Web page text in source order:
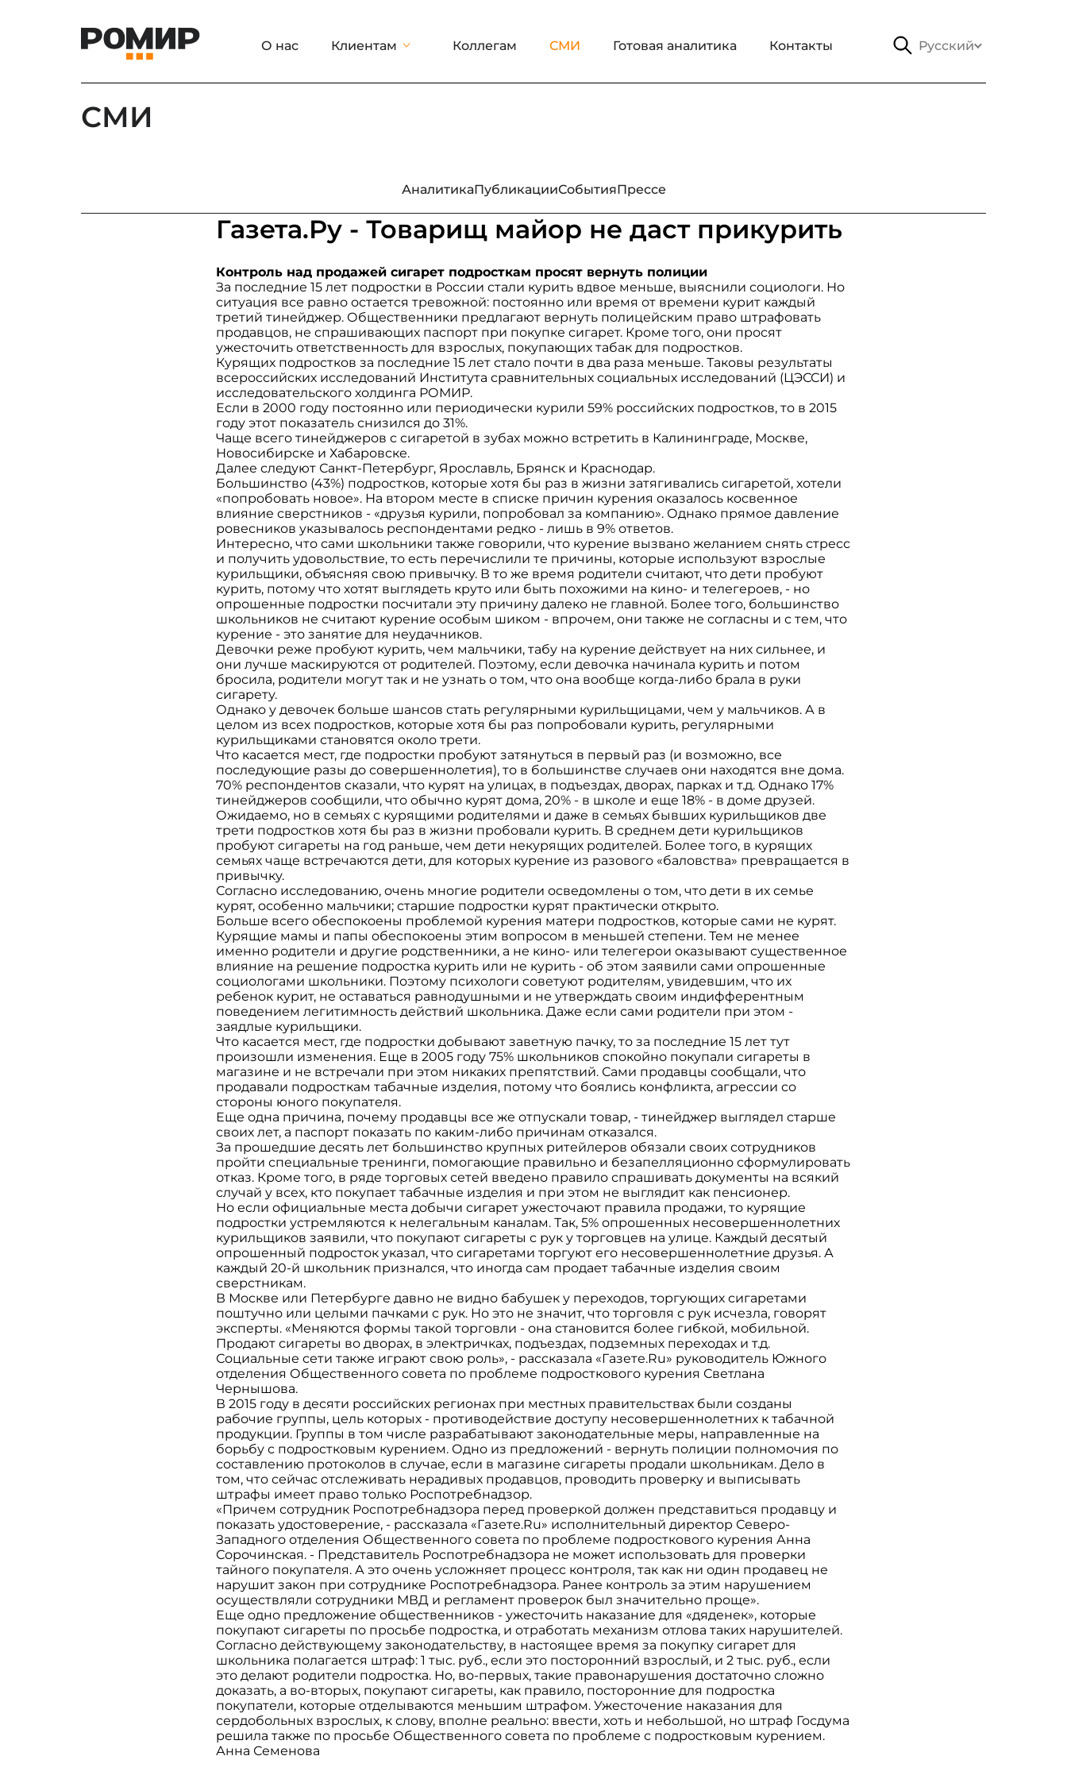
О нас Клиентам Коллегам СМИ Готовая аналитика Контакты Русский
СМИ
АналитикаПубликацииСобытияПрессе
Газета.Ру - Товарищ майор не даст прикурить
Контроль над продажей сигарет подросткам просят вернуть полиции
За последние 15 лет подростки в России стали курить вдвое меньше, выяснили социологи. Но
ситуация все равно остается тревожной: постоянно или время от времени курит каждый
третий тинейджер. Общественники предлагают вернуть полицейским право штрафовать
продавцов, не спрашивающих паспорт при покупке сигарет. Кроме того, они просят
ужесточить ответственность для взрослых, покупающих табак для подростков.
Курящих подростков за последние 15 лет стало почти в два раза меньше. Таковы результаты
всероссийских исследований Института сравнительных социальных исследований (ЦЭССИ) и
исследовательского холдинга РОМИР.
Если в 2000 году постоянно или периодически курили 59% российских подростков, то в 2015
году этот показатель снизился до 31%.
Чаще всего тинейджеров с сигаретой в зубах можно встретить в Калининграде, Москве,
Новосибирске и Хабаровске.
Далее следуют Санкт-Петербург, Ярославль, Брянск и Краснодар.
Большинство (43%) подростков, которые хотя бы раз в жизни затягивались сигаретой, хотели
«попробовать новое». На втором месте в списке причин курения оказалось косвенное
влияние сверстников - «друзья курили, попробовал за компанию». Однако прямое давление
ровесников указывалось респондентами редко - лишь в 9% ответов.
Интересно, что сами школьники также говорили, что курение вызвано желанием снять стресс
и получить удовольствие, то есть перечислили те причины, которые используют взрослые
курильщики, объясняя свою привычку. В то же время родители считают, что дети пробуют
курить, потому что хотят выглядеть круто или быть похожими на кино- и телегероев, - но
опрошенные подростки посчитали эту причину далеко не главной. Более того, большинство
школьников не считают курение особым шиком - впрочем, они также не согласны и с тем, что
курение - это занятие для неудачников.
Девочки реже пробуют курить, чем мальчики, табу на курение действует на них сильнее, и
они лучше маскируются от родителей. Поэтому, если девочка начинала курить и потом
бросила, родители могут так и не узнать о том, что она вообще когда-либо брала в руки
сигарету.
Однако у девочек больше шансов стать регулярными курильщицами, чем у мальчиков. А в
целом из всех подростков, которые хотя бы раз попробовали курить, регулярными
курильщиками становятся около трети.
Что касается мест, где подростки пробуют затянуться в первый раз (и возможно, все
последующие разы до совершеннолетия), то в большинстве случаев они находятся вне дома.
70% респондентов сказали, что курят на улицах, в подъездах, дворах, парках и т.д. Однако 17%
тинейджеров сообщили, что обычно курят дома, 20% - в школе и еще 18% - в доме друзей.
Ожидаемо, но в семьях с курящими родителями и даже в семьях бывших курильщиков две
трети подростков хотя бы раз в жизни пробовали курить. В среднем дети курильщиков
пробуют сигареты на год раньше, чем дети некурящих родителей. Более того, в курящих
семьях чаще встречаются дети, для которых курение из разового «баловства» превращается в
привычку.
Согласно исследованию, очень многие родители осведомлены о том, что дети в их семье
курят, особенно мальчики; старшие подростки курят практически открыто.
Больше всего обеспокоены проблемой курения матери подростков, которые сами не курят.
Курящие мамы и папы обеспокоены этим вопросом в меньшей степени. Тем не менее
именно родители и другие родственники, а не кино- или телегерои оказывают существенное
влияние на решение подростка курить или не курить - об этом заявили сами опрошенные
социологами школьники. Поэтому психологи советуют родителям, увидевшим, что их
ребенок курит, не оставаться равнодушными и не утверждать своим индифферентным
поведением легитимность действий школьника. Даже если сами родители при этом -
заядлые курильщики.
Что касается мест, где подростки добывают заветную пачку, то за последние 15 лет тут
произошли изменения. Еще в 2005 году 75% школьников спокойно покупали сигареты в
магазине и не встречали при этом никаких препятствий. Сами продавцы сообщали, что
продавали подросткам табачные изделия, потому что боялись конфликта, агрессии со
стороны юного покупателя.
Еще одна причина, почему продавцы все же отпускали товар, - тинейджер выглядел старше
своих лет, а паспорт показать по каким-либо причинам отказался.
За прошедшие десять лет большинство крупных ритейлеров обязали своих сотрудников
пройти специальные тренинги, помогающие правильно и безапелляционно сформулировать
отказ. Кроме того, в ряде торговых сетей введено правило спрашивать документы на всякий
случай у всех, кто покупает табачные изделия и при этом не выглядит как пенсионер.
Но если официальные места добычи сигарет ужесточают правила продажи, то курящие
подростки устремляются к нелегальным каналам. Так, 5% опрошенных несовершеннолетних
курильщиков заявили, что покупают сигареты с рук у торговцев на улице. Каждый десятый
опрошенный подросток указал, что сигаретами торгуют его несовершеннолетние друзья. А
каждый 20-й школьник признался, что иногда сам продает табачные изделия своим
сверстникам.
В Москве или Петербурге давно не видно бабушек у переходов, торгующих сигаретами
поштучно или целыми пачками с рук. Но это не значит, что торговля с рук исчезла, говорят
эксперты. «Меняются формы такой торговли - она становится более гибкой, мобильной.
Продают сигареты во дворах, в электричках, подъездах, подземных переходах и т.д.
Социальные сети также играют свою роль», - рассказала «Газете.Ru» руководитель Южного
отделения Общественного совета по проблеме подросткового курения Светлана
Чернышова.
В 2015 году в десяти российских регионах при местных правительствах были созданы
рабочие группы, цель которых - противодействие доступу несовершеннолетних к табачной
продукции. Группы в том числе разрабатывают законодательные меры, направленные на
борьбу с подростковым курением. Одно из предложений - вернуть полиции полномочия по
составлению протоколов в случае, если в магазине сигареты продали школьникам. Дело в
том, что сейчас отслеживать нерадивых продавцов, проводить проверку и выписывать
штрафы имеет право только Роспотребнадзор.
«Причем сотрудник Роспотребнадзора перед проверкой должен представиться продавцу и
показать удостоверение, - рассказала «Газете.Ru» исполнительный директор Северо-
Западного отделения Общественного совета по проблеме подросткового курения Анна
Сорочинская. - Представитель Роспотребнадзора не может использовать для проверки
тайного покупателя. А это очень усложняет процесс контроля, так как ни один продавец не
нарушит закон при сотруднике Роспотребнадзора. Ранее контроль за этим нарушением
осуществляли сотрудники МВД и регламент проверок был значительно проще».
Еще одно предложение общественников - ужесточить наказание для «дяденек», которые
покупают сигареты по просьбе подростка, и отработать механизм отлова таких нарушителей.
Согласно действующему законодательству, в настоящее время за покупку сигарет для
школьника полагается штраф: 1 тыс. руб., если это посторонний взрослый, и 2 тыс. руб., если
это делают родители подростка. Но, во-первых, такие правонарушения достаточно сложно
доказать, а во-вторых, покупают сигареты, как правило, посторонние для подростка
покупатели, которые отделываются меньшим штрафом. Ужесточение наказания для
сердобольных взрослых, к слову, вполне реально: ввести, хоть и небольшой, но штраф Госдума
решила также по просьбе Общественного совета по проблеме с подростковым курением.
Анна Семенова